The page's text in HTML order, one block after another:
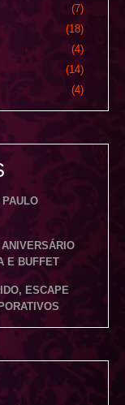
(7)
(18)
(4)
(14)
(4)
E BUFFET
ESCAPE